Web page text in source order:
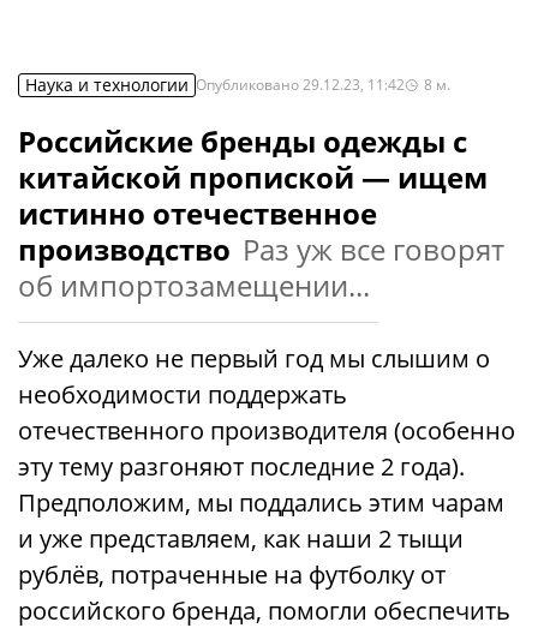
Наука и технологии Опубликовано29.12.23, 11:42 8 м.
Российские бренды одежды с
китайской пропиской — ищем
истинно отечественное
производство Раз уж все говорят
об импортозамещении...
Уже далеко не первый год мы слышим о
необходимости поддержать
отечественного производителя (особенно
эту тему разгоняют последние 2 года).
Предположим, мы поддались этим чарам
и уже представляем, как наши 2 тыщи
рублёв, потраченные на футболку от
российского бренда, помогли обеспечить